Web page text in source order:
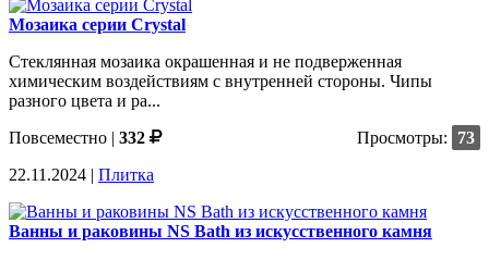
Мозаика серии Crystal
Стеклянная мозаика окрашенная и не подверженная
химическим воздействиям с внутренней стороны. Чипы
разного цвета и ра...
Повсеместно | 332 Просмотры:
73
22.11.2024 | Плитка
Ванны и раковины NS Bath из искусственного камня